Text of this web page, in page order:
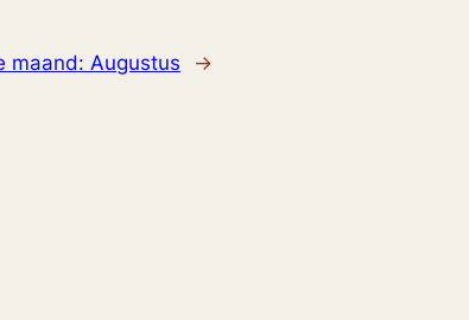
maand: Augustus →